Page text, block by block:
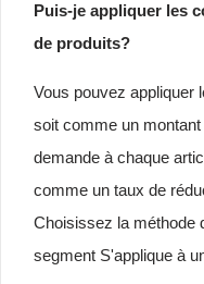
Puis-je appliquer les
de produits?
Vous pouvez appliquer
soit comme un
demande à chaque
comme un taux de
Choisissez la méthode
segment S'applique à